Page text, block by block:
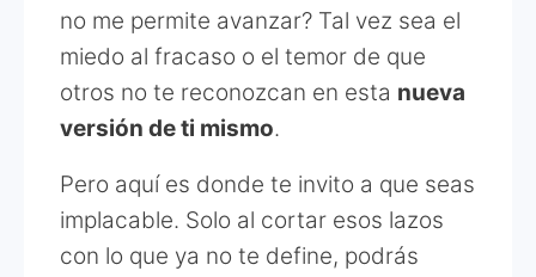
no me permite avanzar? Tal vez sea el
miedo al fracaso o el temor de que
otros no te reconozcan en esta nueva
versión de ti mismo.
Pero aquí es donde te invito a que seas
implacable. Solo al cortar esos lazos
con lo que ya no te define, podrás